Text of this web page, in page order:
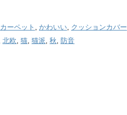
カーペット かわいい クッションカバー
北欧 猫 猫派 秋 防音